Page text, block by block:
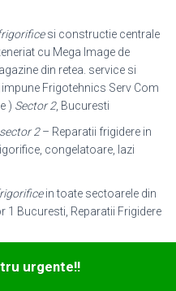
si constructie centrale
cu Mega Image de
din retea. service si
Frigotehnics Serv Com
) Sector 2, Bucuresti
sector 2– Reparatii frigidere in
congelatoare, lazi
in toate sectoarele din
1 Bucuresti, Reparatii Frigidere
–
si ( in incinta Postavariei
urgente!!